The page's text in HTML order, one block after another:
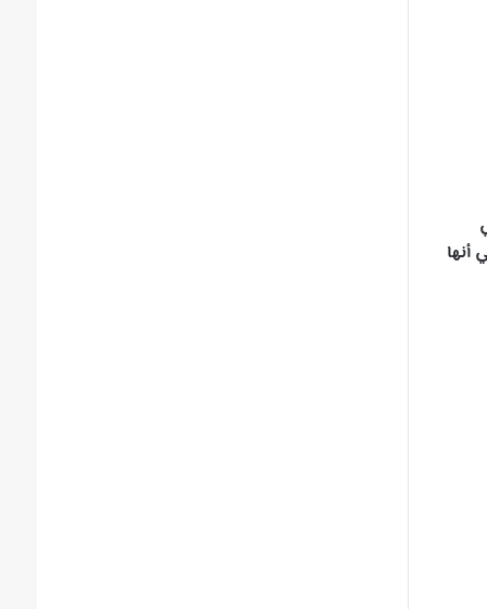
بلوغها الـ100 عام، مما يعني أنها